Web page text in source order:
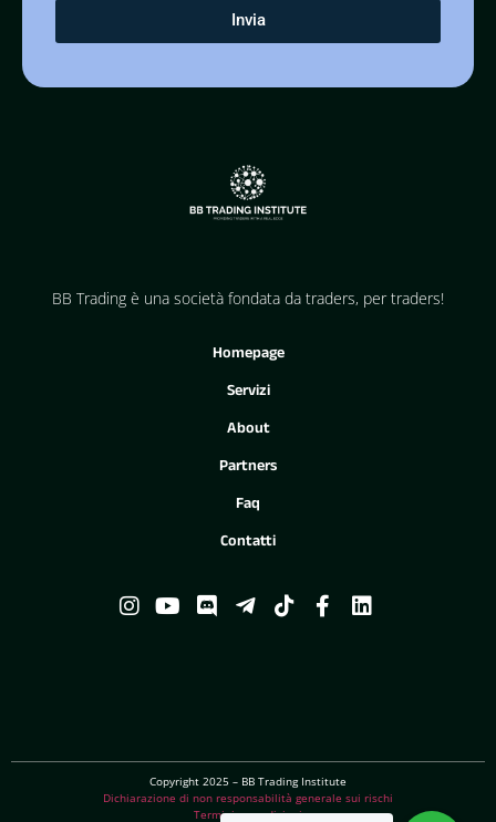
Invia
BB Trading è una società fondata da traders, per traders!
Homepage
Servizi
About
Partners
Faq
Contatti
Copyright 2025 – BB Trading Institute
Dichiarazione di non responsabilità generale sui rischi
Termini e condizioni